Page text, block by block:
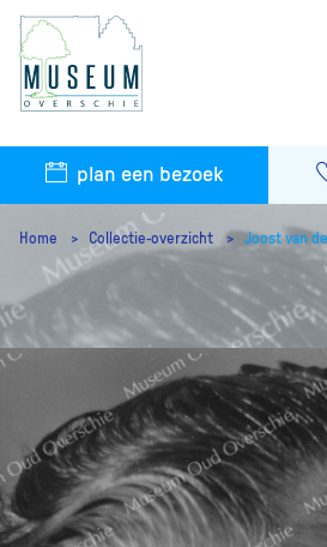
plan een bezoek
Home Collectie-overzicht Joost van